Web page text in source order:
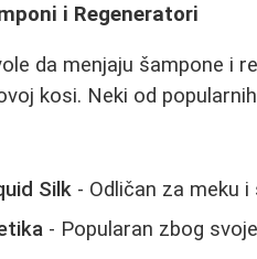
i Regeneratori
da menjaju šampone i
kosi. Neki od
Silk - Odličan za meku i
- Popularan zbog